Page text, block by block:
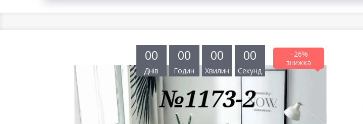
–26%
00
Днів
00
Годин
00
Хвилин
00
Секунд